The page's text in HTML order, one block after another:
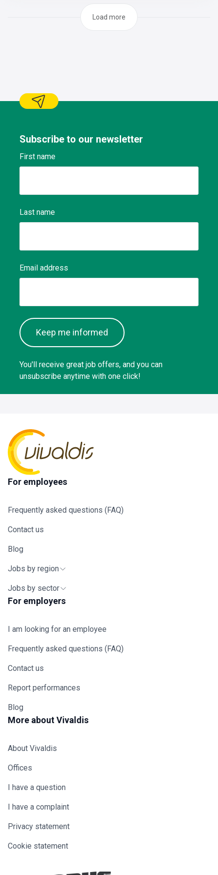
de vos collègues.Vous contribuez à l’amélioration du plan
Load more
Subscribe to our newsletter
First name
Last name
Email address
Keep me informed
You'll receive great job offers, and you can
unsubscribe anytime with one click!
For employees
Frequently asked questions (FAQ)
Contact us
Blog
Jobs by region
Jobs by sector
For employers
I am looking for an employee
Frequently asked questions (FAQ)
Contact us
Report performances
Blog
More about Vivaldis
About Vivaldis
Offices
I have a question
I have a complaint
Privacy statement
Cookie statement